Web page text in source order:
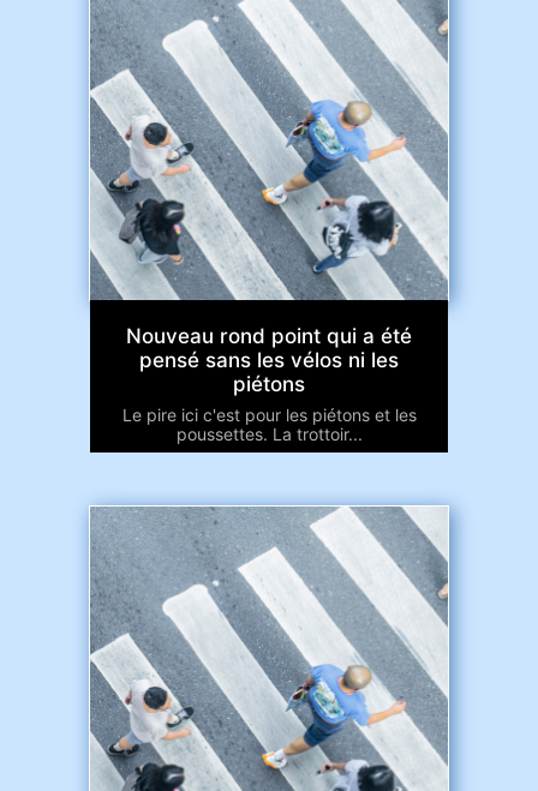
Nouveau rond point qui a été
pensé sans les vélos ni les
piétons
Le pire ici c'est pour les piétons et les
poussettes. La trottoir...